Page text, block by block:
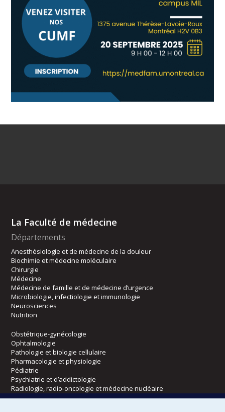
La Faculté de médecine
Départements
Anesthésiologie et de médecine de la douleur
Biochimie et médecine moléculaire
Chirurgie
Médecine
Médecine de famille et de médecine d’urgence
Microbiologie, infectiologie et immunologie
Neurosciences
Nutrition
Obstétrique-gynécologie
Ophtalmologie
Pathologie et biologie cellulaire
Pharmacologie et physiologie
Pédiatrie
Psychiatrie et d’addictologie
Radiologie, radio-oncologie et médecine nucléaire